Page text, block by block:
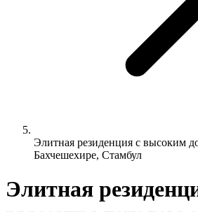
Элитная резиденция с высоким
Бахчешехире, Стамбул
Элитная